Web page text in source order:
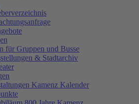
für Gruppen und Busse
& Stadtarchiv
Kamenz Kalender